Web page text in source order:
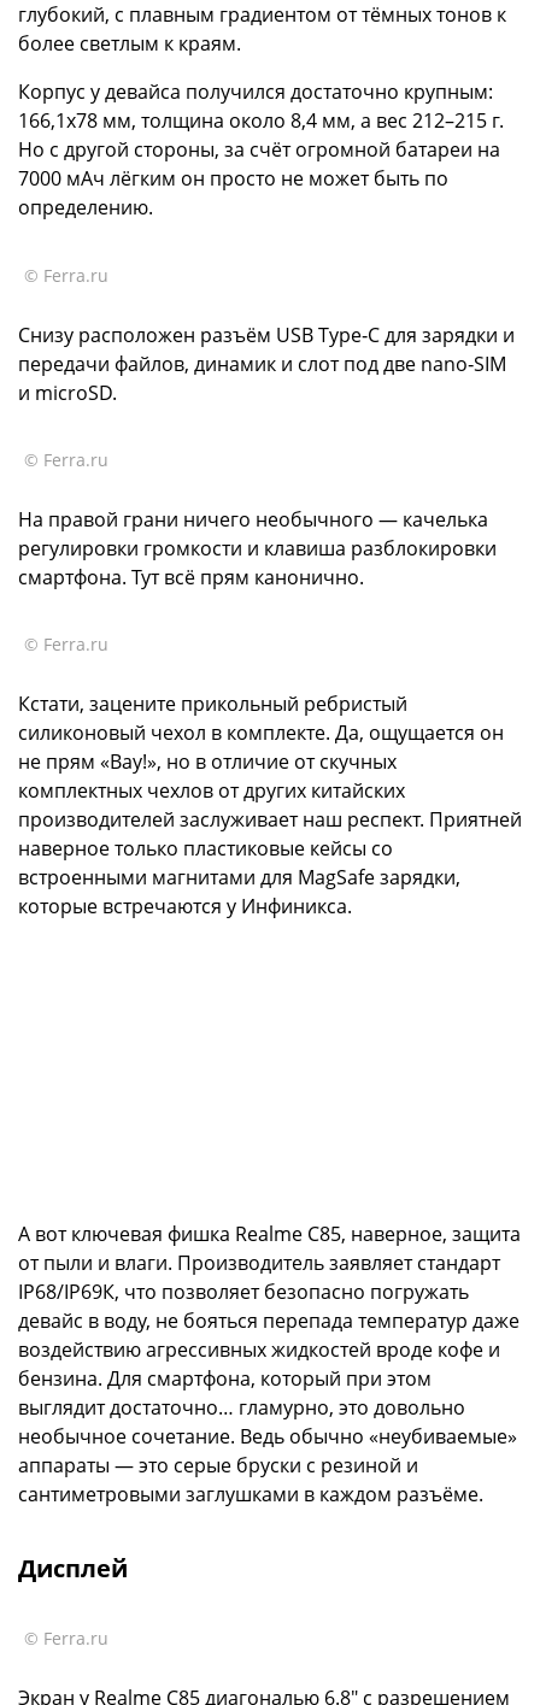
глубокий, с плавным градиентом от тёмных тонов к
более светлым к краям.
Корпус у девайса получился достаточно крупным:
166,1х78 мм, толщина около 8,4 мм, а вес 212–215 г.
Но с другой стороны, за счёт огромной батареи на
7000 мАч лёгким он просто не может быть по
определению.
© Ferra.ru
Снизу расположен разъём USB Type‑C для зарядки и
передачи файлов, динамик и слот под две nano‑SIM
и microSD.
© Ferra.ru
На правой грани ничего необычного — качелька
регулировки громкости и клавиша разблокировки
смартфона. Тут всё прям канонично.
© Ferra.ru
Кстати, зацените прикольный ребристый
силиконовый чехол в комплекте. Да, ощущается он
не прям «Вау!», но в отличие от скучных
комплектных чехлов от других китайских
производителей заслуживает наш респект. Приятней
наверное только пластиковые кейсы со
встроенными магнитами для MagSafe зарядки,
которые встречаются у Инфиникса.
А вот ключевая фишка Realme C85, наверное, защита
от пыли и влаги. Производитель заявляет стандарт
IP68/IP69К, что позволяет безопасно погружать
девайс в воду, не бояться перепада температур даже
воздействию агрессивных жидкостей вроде кофе и
бензина. Для смартфона, который при этом
выглядит достаточно… гламурно, это довольно
необычное сочетание. Ведь обычно «неубиваемые»
аппараты — это серые бруски с резиной и
сантиметровыми заглушками в каждом разъёме.
Дисплей
© Ferra.ru
Экран у Realme C85 диагональю 6.8" с разрешением